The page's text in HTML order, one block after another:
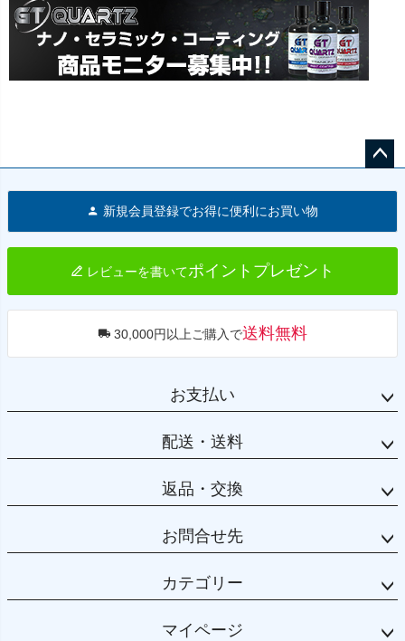
へ
新規会員登録でお得に便利にお買い物
レビューを書いてポイントプレゼント
30,000円以上ご購入で送料無料
お支払い
配送・送料
返品・交換
お問合せ先
カテゴリー
マイページ